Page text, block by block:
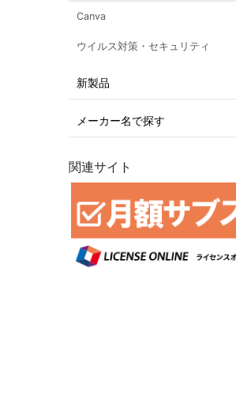
Canva
ウイルス対策・セキュリティ
新製品
メーカー名で探す
関連サイト